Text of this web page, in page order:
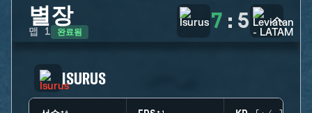
별장
맵 1 완료됨 7 : 5
ISURUS